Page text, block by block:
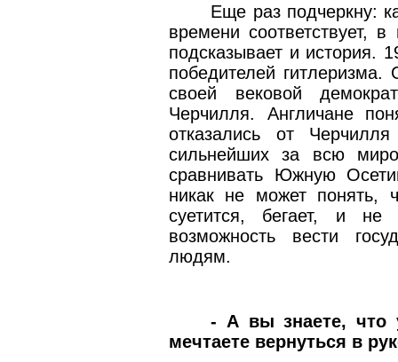
Еще раз подчеркну:
времени соответствует,
подсказывает и история.
победителей
своей вековой
Черчилля. Англичане
отказались от
сильнейших за всю
сравнивать Южную
никак не может понять,
суетится, бегает, и
возможность вести
людям.
- А вы знаете, что
мечтаете вернуться в